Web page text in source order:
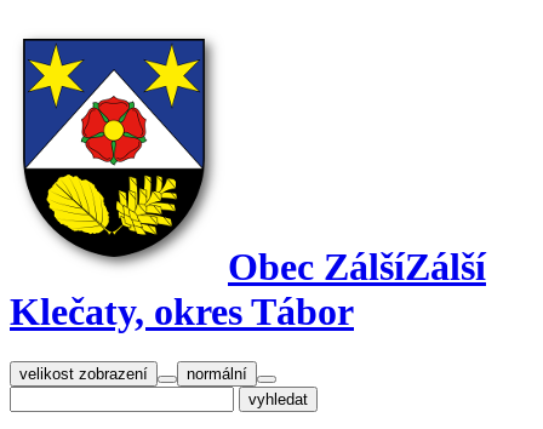
Obec ZálšíZálší
Klečaty, okres Tábor
velikost zobrazení normální